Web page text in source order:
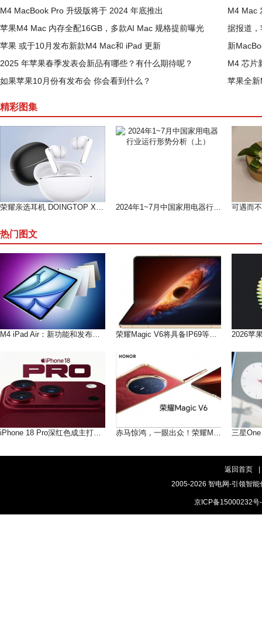
M4 MacBook Pro 升级版将于 2024 年底推出
M4 Mac
苹果M4 Mac 内存全配16GB，多款AI Mac 规格提前曝光
据报道
苹果 或于10月发布新款M4 Mac和 iPad 更新
新
2025 年苹果春季发表会新品有哪些？有什么期待呢？
M4 芯片
如果苹果10月份有发布会 你会看到什么？
苹果全
精彩图集
荣耀亲选耳机 DOINGTOP X8i 开售，开启高性价比音频新体验 2024年1~7月中国家用电器行业运行形势分析（上）
热门图文
M4 iPad Air：新功能和发布日期曝光 荣耀Magic V6将具备IP69等级、更坚固的铰链和新的红色配色
iPhone 18 Pro深红色成主打新颜色！折叠款却只有这几种色 赤马惊鸿，一眼出众！荣耀Magic V6带来全新「赤兔红」配色
返回首页
2005-2026 智电网-引领智
京ICP备15000232号